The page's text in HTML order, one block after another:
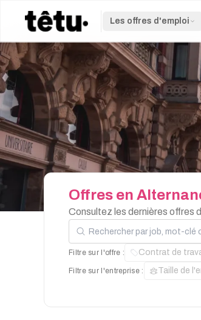
Les offres d'emploi
Offres en
Consultez les dernières offres
Rechercher par job, mot-clé ou
Filtre sur l'offre : Contrat de
Filtre sur l'entreprise : Taille de